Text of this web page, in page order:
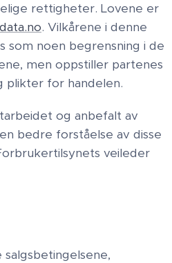
rettigheter. Lovene er
. Vilkårene i denne
som noen begrensning i de
men oppstiller partenes
for handelen.
og anbefalt av
bedre forståelse av disse
veileder